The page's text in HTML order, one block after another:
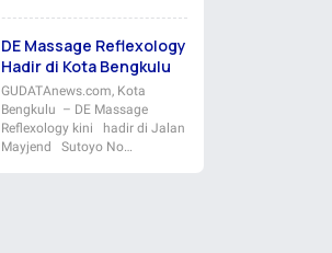
DE Massage Reflexology
Hadir di Kota Bengkulu
GUDATAnews.com, Kota
Bengkulu – DE Massage
Reflexology kini hadir di Jalan
Mayjend Sutoyo No…